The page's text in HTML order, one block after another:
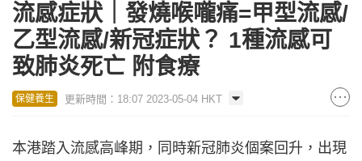
流感症狀｜發燒喉嚨痛=甲型流感/
乙型流感/新冠症狀？ 1種流感可
致肺炎死亡 附食療
保健養生 更新時間：18:07 2023-05-04 HKT
本港踏入流感高峰期，同時新冠肺炎個案回升，出現